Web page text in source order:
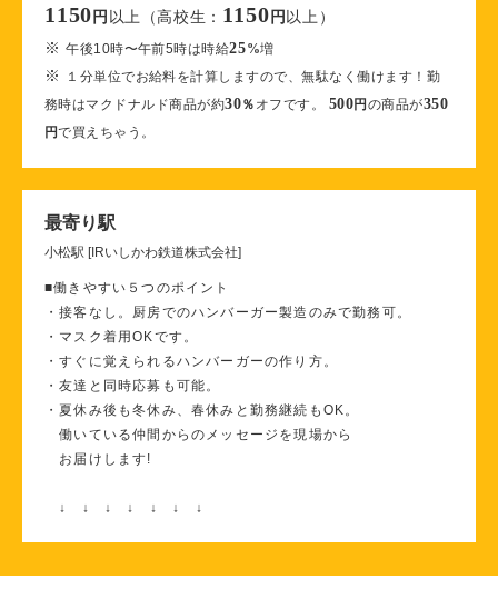
1150 円 以上（高校生： 1150 円 以上）
※午後10時〜午前5時は時給25%増
※
１分単位でお給料を計算しますので、無駄なく働けます！勤
務時はマクドナルド商品が約30％ オフです。 500円の商品が350
円で買えちゃう。
最寄り駅
小松駅 [IRいしかわ鉄道株式会社]
■働きやすい５つのポイント
・接客なし。厨房でのハンバーガー製造のみで勤務可。
・マスク着用OKです。
・すぐに覚えられるハンバーガーの作り方。
・友達と同時応募も可能。
・夏休み後も冬休み、春休みと勤務継続もOK。
働いている仲間からのメッセージを現場から
お届けします!
↓ ↓ ↓ ↓ ↓ ↓ ↓